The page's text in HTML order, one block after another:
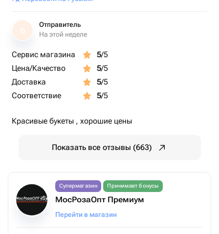
О
Отправитель
На этой неделе
Сервис магазина 5/5
Цена/Качество
5/5
Доставка
5/5
Соответствие
5/5
Красивые букеты , хорошие цены
Показать все отзывы (663)
Супермагазин Принимает бонусы
МосРозаОпт Премиум
Перейти в магазин